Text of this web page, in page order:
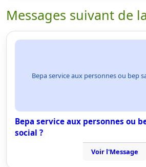
Messages suivant de
Bepa service aux personnes ou bep
Bepa service aux personnes ou
social ?
Voir l'Message